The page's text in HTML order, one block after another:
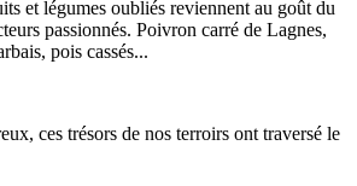
et légumes oubliés reviennent au goût du
passionnés. Poivron carré de Lagnes,
pois cassés...
ces trésors de nos terroirs ont traversé le